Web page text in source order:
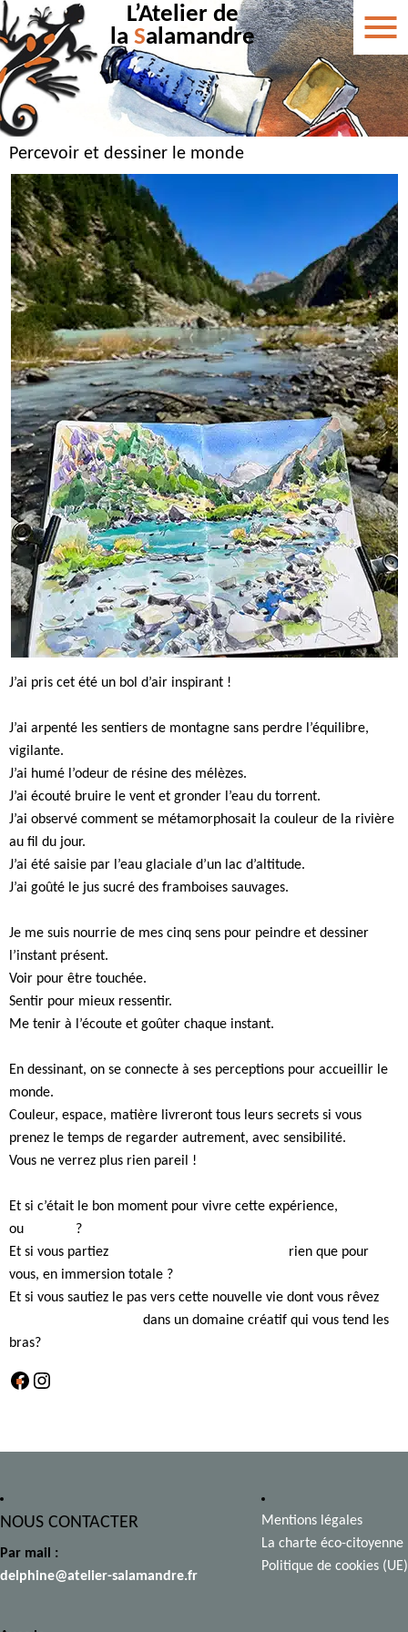
L’Atelier de
la Salamandre
Percevoir et dessiner le monde
J’ai pris cet été un bol d’air inspirant !
J’ai arpenté les sentiers de montagne sans perdre l’équilibre,
vigilante.
J’ai humé l’odeur de résine des mélèzes.
J’ai écouté bruire le vent et gronder l’eau du torrent.
J’ai observé comment se métamorphosait la couleur de la rivière
au fil du jour.
J’ai été saisie par l’eau glaciale d’un lac d’altitude.
J’ai goûté le jus sucré des framboises sauvages.
Je me suis nourrie de mes cinq sens pour peindre et dessiner
l’instant présent.
Voir pour être touchée.
Sentir pour mieux ressentir.
Me tenir à l’écoute et goûter chaque instant.
En dessinant, on se connecte à ses perceptions pour accueillir le
monde.
Couleur, espace, matière livreront tous leurs secrets si vous
prenez le temps de regarder autrement, avec sensibilité.
Vous ne verrez plus rien pareil !
Et si c’était le bon moment pour vivre cette expérience,
ou
?
Et si vous partiez
rien que pour
vous, en immersion totale ?
Et si vous sautiez le pas vers cette nouvelle vie dont vous rêvez
dans un domaine créatif qui vous tend les
bras?
Facebook
Instagram
NOUS CONTACTER
Par mail :
delphine@atelier-salamandre.fr
Mentions légales
La charte éco-citoyenne
Politique de cookies (UE)